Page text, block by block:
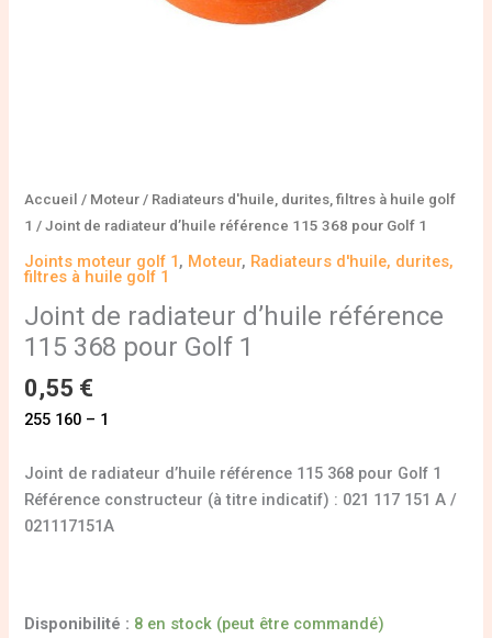
Accueil / Moteur / Radiateurs d'huile, durites, filtres à huile golf
1 / Joint de radiateur d’huile référence 115 368 pour Golf 1
Joints moteur golf 1, Moteur, Radiateurs d'huile, durites,
filtres à huile golf 1
Joint de radiateur d’huile référence
115 368 pour Golf 1
0,55 €
255 160 – 1
Joint de radiateur d’huile référence 115 368 pour Golf 1
Référence constructeur (à titre indicatif) : 021 117 151 A /
021117151A
Disponibilité : 8 en stock (peut être commandé)